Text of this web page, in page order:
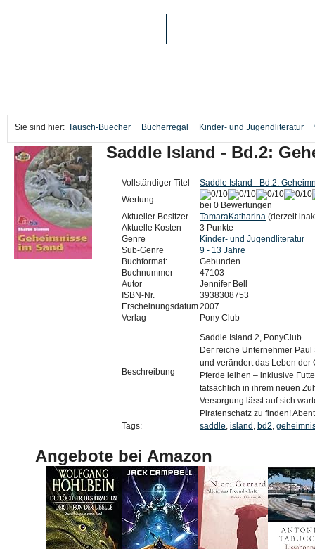
Sie sind hier: Tausch-Buecher Bücherregal Kinder- und Jugendliteratur
Saddle Island - Bd.2:
Vollständiger Titel
Saddle Island - Bd.2:
Wertung
bei 0 Bewertungen
Aktueller Besitzer
TamaraKatharina (derzeit
Aktuelle Kosten
3 Punkte
Genre
Kinder- und Jugendliteratur
Sub-Genre
9 - 13 Jahre
Buchformat:
Gebunden
Buchnummer
47103
Autor
Jennifer Bell
ISBN-Nr.
3938308753
Erscheinungsdatum2007
Verlag
Pony Club
Beschreibung
Saddle Island 2, PonyClub
Der reiche Unternehmer
und verändert das Leben der
Pferde leihen – inklusive
tatsächlich in ihrem neuen
Versorgung lässt auf sich
Piratenschatz zu finden!
Tags:
saddle, island , bd2,
Angebote bei Amazon